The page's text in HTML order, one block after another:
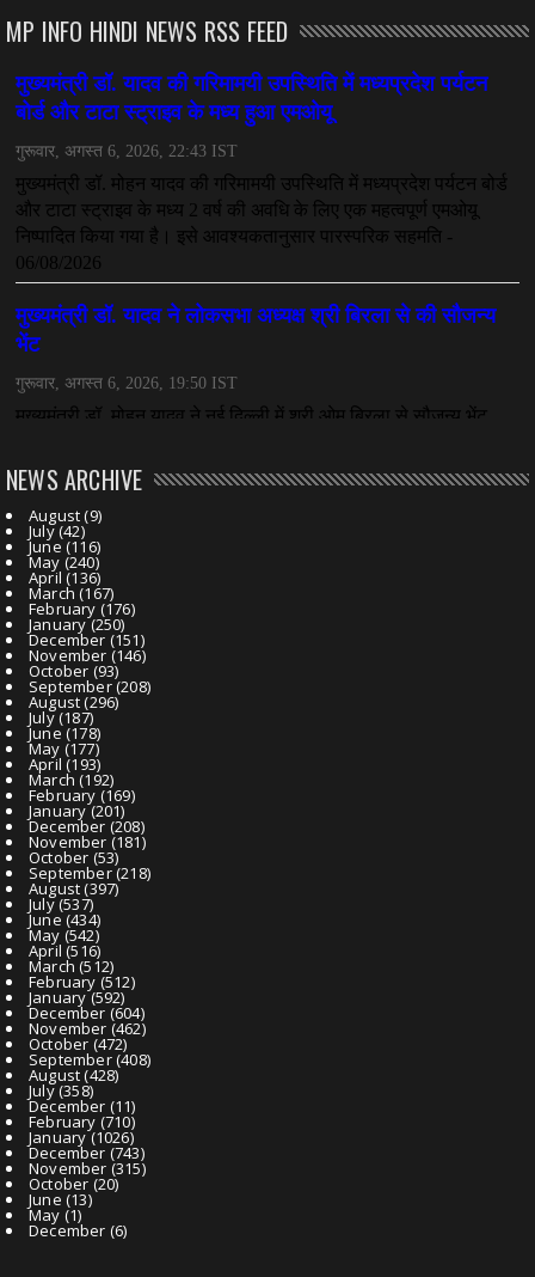
MP INFO HINDI NEWS RSS FEED
NEWS ARCHIVE
August(9)
July(42)
June(116)
May (240)
April (136)
March (167)
February (176)
January(250)
December (151)
November (146)
October (93)
September(208)
August(296)
July(187)
June(178)
May (177)
April (193)
March (192)
February (169)
January(201)
December (208)
November (181)
October (53)
September(218)
August(397)
July(537)
June(434)
May (542)
April (516)
March (512)
February (512)
January(592)
December (604)
November (462)
October (472)
September(408)
August(428)
July(358)
December (11)
February (710)
January(1026)
December (743)
November (315)
October (20)
June (13)
May (1)
December (6)